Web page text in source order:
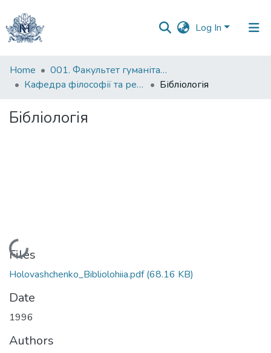
Log In
Communities
&
All of DSpace
Home
001. Факультет гуманітарних наук
Кафедра філософії та релігієзнавства
Бібліологія
Бібліологія
Loading...
Files
Holovashchenko_Bibliolohiia.pdf(68.16 KB)
Date
1996
Authors